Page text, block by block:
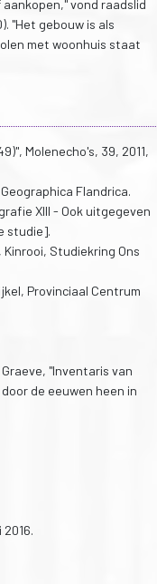
vond raadslid
"Het gebouw is als
met woonhuis staat
Molenecho's, 39, 2011,
Flandrica.
XIII - Ook uitgegeven
studie].
Studiekring Ons
Provinciaal Centrum
"Inventaris van
de eeuwen heen in